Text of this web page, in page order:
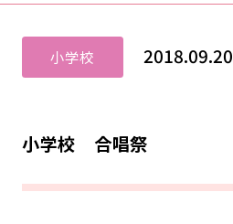
小学校 2018.09.20
小学校 合唱祭